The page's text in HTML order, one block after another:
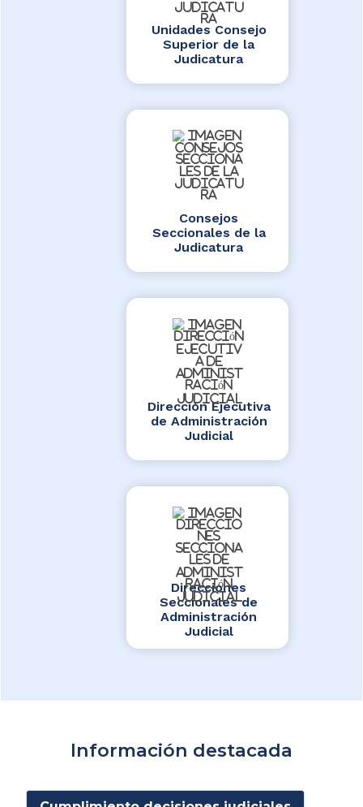
Unidades Consejo
Superior de la
Judicatura
Consejos
Seccionales de la
Judicatura
Dirección Ejecutiva
de Administración
Judicial
Direcciones
Seccionales de
Administración
Judicial
Información destacada